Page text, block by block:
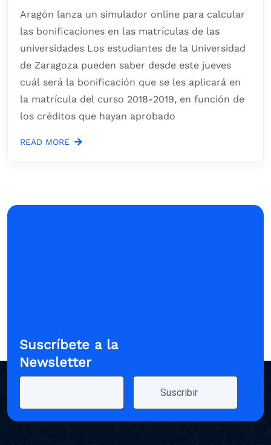
Aragón lanza un simulador online para calcular
las bonificaciones en las matrículas de las
universidades Los estudiantes de la Universidad
de Zaragoza pueden saber desde este jueves
cuál será la bonificación que se les aplicará en
la matrícula del curso 2018-2019, en función de
los créditos que hayan aprobado
READ MORE
Suscríbete a la
Newsletter